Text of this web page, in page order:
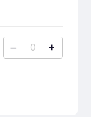
– 0 +